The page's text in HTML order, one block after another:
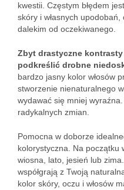
kwestii. Częstym błędem
skóry i własnych
dalekim od oczekiwanego.
Zbyt drastyczne
podkreślić drobne
bardzo jasny kolor włosów
stworzenie nienaturalnego
wydawać się mniej
radykalnych zmian.
Pomocna w doborze
kolorystyczna. Na początku
wiosna, lato, jesień lub
współgrają z Twoją
kolor skóry, oczu i włosów